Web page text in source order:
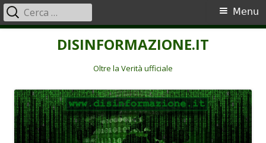
DISINFORMAZIONE.IT
Oltre la Verità ufficiale
Menu
principale
Menu
Ricerca
per: